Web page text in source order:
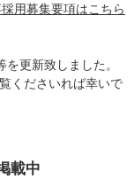
用募集要項はこちら
更新致しました。
くださいれば幸いで
載中